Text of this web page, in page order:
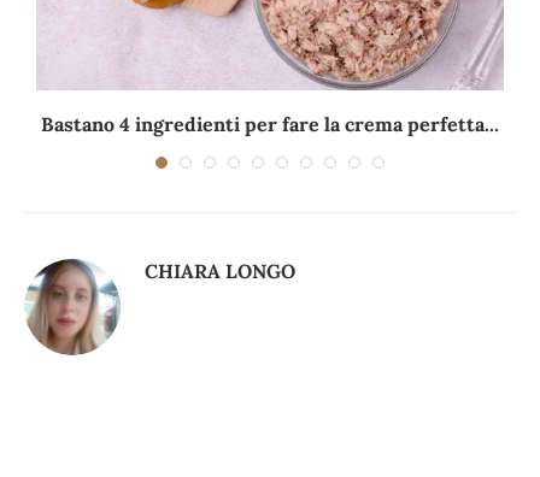
Bastano 4 ingredienti per fare la crema perfetta...
CHIARA LONGO